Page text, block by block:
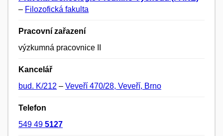
– Filozofická fakulta
Pracovní zařazení
výzkumná pracovnice II
Kancelář
bud. K/212 – Veveří 470/28, Veveří, Brno
Telefon
549 49 5127